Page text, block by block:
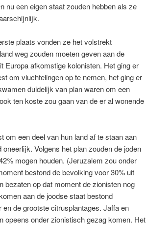
nu een eigen staat zouden hebben als ze
plaats vonden ze het volstrekt
weg zouden moeten geven aan de
Europa afkomstige kolonisten. Het ging er
om vluchtelingen op te nemen, het ging er
duidelijk van plan waren om een
ten koste zou gaan van de er al wonende
een deel van hun land af te staan aan
Volgens het plan zouden de joden
mogen houden. (Jeruzalem zou onder
bestond de bevolking voor 30% uit
bezaten op dat moment de zionisten nog
aan de joodse staat bestond
de grootste citrusplantages. Jaffa en
opeens onder zionistisch gezag komen. Het